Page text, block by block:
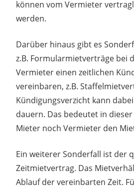
können vom Vermieter
werden.
Darüber hinaus gibt es
z.B. Formularmietverträge bei
Vermieter einen zeitlichen
vereinbaren, z.B.
Kündigungsverzicht kann
dauern. Das bedeutet in
Mieter noch Vermieter den
Ein weiterer Sonderfall ist der
Zeitmietvertrag. Das
Ablauf der vereinbarten Zeit.